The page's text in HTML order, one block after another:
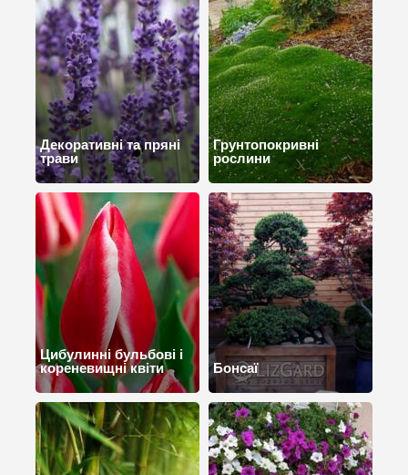
Декоративні та пряні
трави
Грунтопокривні
рослини
Цибулинні бульбові і
кореневищні квіти
Бонсаї